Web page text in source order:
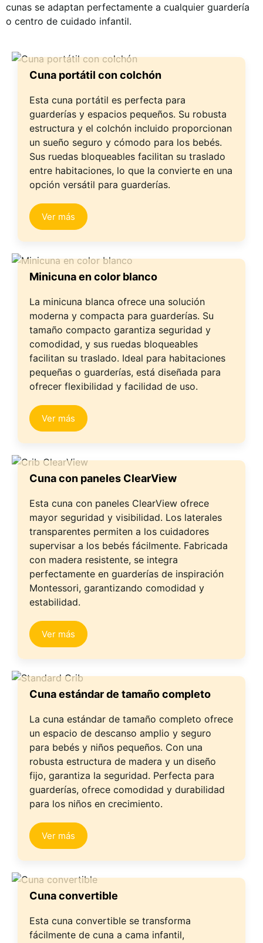
cunas se adaptan perfectamente a cualquier guardería
o centro de cuidado infantil.
Cuna portátil con colchón
Esta cuna portátil es perfecta para
guarderías y espacios pequeños. Su robusta
estructura y el colchón incluido proporcionan
un sueño seguro y cómodo para los bebés.
Sus ruedas bloqueables facilitan su traslado
entre habitaciones, lo que la convierte en una
opción versátil para guarderías.
Ver más
Minicuna en color blanco
La minicuna blanca ofrece una solución
moderna y compacta para guarderías. Su
tamaño compacto garantiza seguridad y
comodidad, y sus ruedas bloqueables
facilitan su traslado. Ideal para habitaciones
pequeñas o guarderías, está diseñada para
ofrecer flexibilidad y facilidad de uso.
Ver más
Cuna con paneles ClearView
Esta cuna con paneles ClearView ofrece
mayor seguridad y visibilidad. Los laterales
transparentes permiten a los cuidadores
supervisar a los bebés fácilmente. Fabricada
con madera resistente, se integra
perfectamente en guarderías de inspiración
Montessori, garantizando comodidad y
estabilidad.
Ver más
Cuna estándar de tamaño completo
La cuna estándar de tamaño completo ofrece
un espacio de descanso amplio y seguro
para bebés y niños pequeños. Con una
robusta estructura de madera y un diseño
fijo, garantiza la seguridad. Perfecta para
guarderías, ofrece comodidad y durabilidad
para los niños en crecimiento.
Ver más
Cuna convertible
Esta cuna convertible se transforma
fácilmente de cuna a cama infantil,